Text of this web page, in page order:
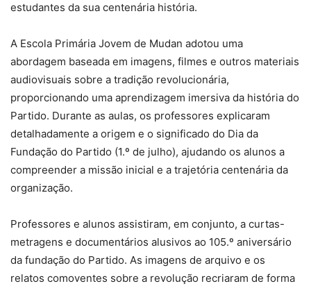
estudantes da sua centenária história.
A Escola Primária Jovem de Mudan adotou uma
abordagem baseada em imagens, filmes e outros materiais
audiovisuais sobre a tradição revolucionária,
proporcionando uma aprendizagem imersiva da história do
Partido. Durante as aulas, os professores explicaram
detalhadamente a origem e o significado do Dia da
Fundação do Partido (1.º de julho), ajudando os alunos a
compreender a missão inicial e a trajetória centenária da
organização.
Professores e alunos assistiram, em conjunto, a curtas-
metragens e documentários alusivos ao 105.º aniversário
da fundação do Partido. As imagens de arquivo e os
relatos comoventes sobre a revolução recriaram de forma